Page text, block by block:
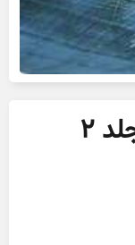
شیمی پیش دانشگاهی جلد ۲